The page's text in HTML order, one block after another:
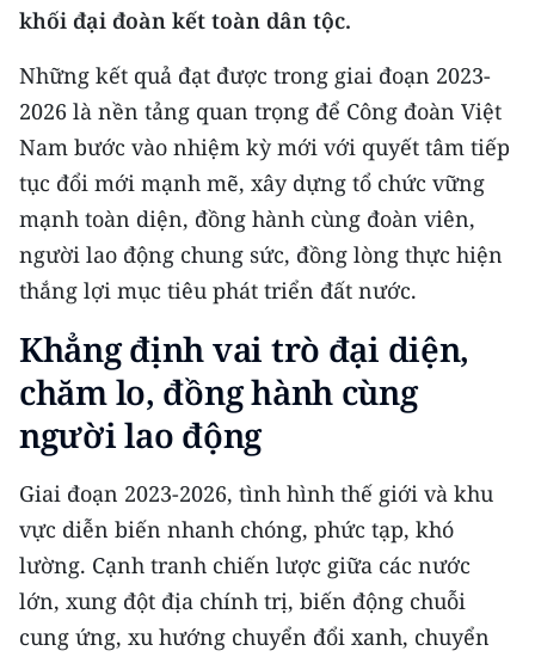
CHƯƠNG TRÌNH OCOP - MỖI XÃ
MỘT SẢN PHẨM
RADIO
MEDIA CENTER
E-Magazine
Video
Media Chính trị
Media Kinh tế
Media Xã hội
Media Pháp luật
Media Du lịch
khối đại đoàn kết toàn dân tộc.
Những kết quả đạt được trong giai đoạn 2023-
2026 là nền tảng quan trọng để Công đoàn Việt
Nam bước vào nhiệm kỳ mới với quyết tâm tiếp
tục đổi mới mạnh mẽ, xây dựng tổ chức vững
mạnh toàn diện, đồng hành cùng đoàn viên,
người lao động chung sức, đồng lòng thực hiện
thắng lợi mục tiêu phát triển đất nước.
Khẳng định vai trò đại diện,
chăm lo, đồng hành cùng
người lao động
Giai đoạn 2023-2026, tình hình thế giới và khu
vực diễn biến nhanh chóng, phức tạp, khó
lường. Cạnh tranh chiến lược giữa các nước
lớn, xung đột địa chính trị, biến động chuỗi
cung ứng, xu hướng chuyển đổi xanh, chuyển